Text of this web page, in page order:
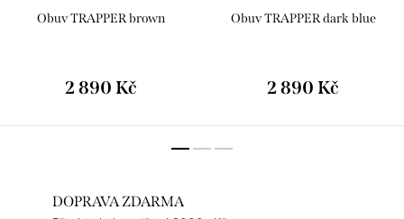
Obuv TRAPPER brown
2 890 Kč
Obuv TRAPPER dark blue
2 890 Kč
DOPRAVA ZDARMA